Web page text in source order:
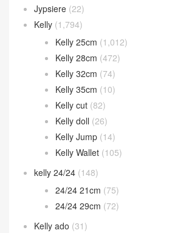
Jypsiere (22)
Kelly (1,794)
Kelly 25cm (1,012)
Kelly 28cm (472)
Kelly 32cm (74)
Kelly 35cm (10)
Kelly cut (82)
Kelly doll (26)
Kelly Jump (14)
Kelly Wallet (105)
kelly 24/24 (148)
24/24 21cm (75)
24/24 29cm (72)
Kelly ado (31)